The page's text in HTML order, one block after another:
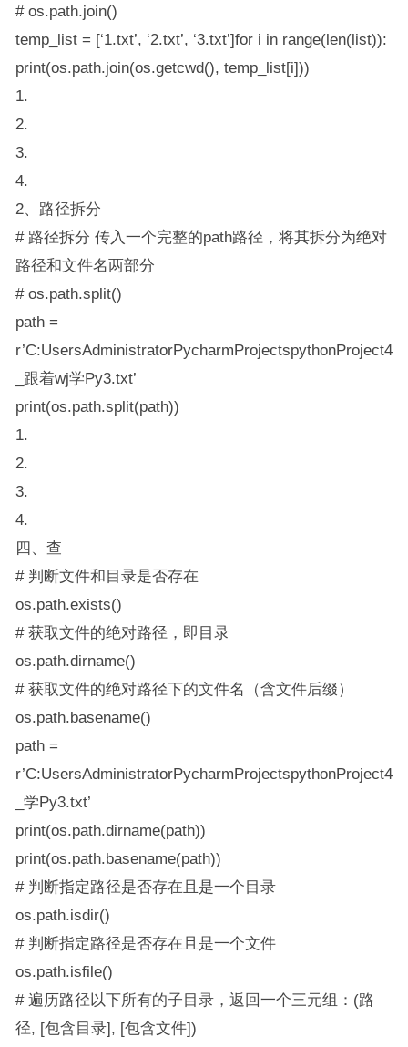
# os.path.join()
temp_list = [‘1.txt’, ‘2.txt’, ‘3.txt’]for i in range(len(list)):
print(os.path.join(os.getcwd(), temp_list[i]))
1.
2.
3.
4.
2、路径拆分
# 路径拆分 传入一个完整的path路径，将其拆分为绝对
路径和文件名两部分
# os.path.split()
path =
r’C:UsersAdministratorPycharmProjectspythonProject4
_跟着wj学Py3.txt’
print(os.path.split(path))
1.
2.
3.
4.
四、查
# 判断文件和目录是否存在
os.path.exists()
# 获取文件的绝对路径，即目录
os.path.dirname()
# 获取文件的绝对路径下的文件名（含文件后缀）
os.path.basename()
path =
r’C:UsersAdministratorPycharmProjectspythonProject4
_学Py3.txt’
print(os.path.dirname(path))
print(os.path.basename(path))
# 判断指定路径是否存在且是一个目录
os.path.isdir()
# 判断指定路径是否存在且是一个文件
os.path.isfile()
# 遍历路径以下所有的子目录，返回一个三元组：(路
径, [包含目录], [包含文件])